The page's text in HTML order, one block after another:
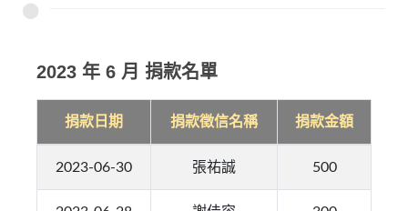
2023 年 6 月 捐款名單
捐款日期 捐款徵信名稱 捐款金額
2023-06-30 張祐誠 500